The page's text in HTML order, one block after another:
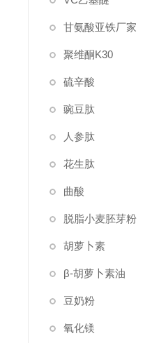
甘氨酸亚铁厂家
聚维酮K30
硫辛酸
豌豆肽
人参肽
花生肽
曲酸
脱脂小麦胚芽粉
胡萝卜素
β-胡萝卜素油
豆奶粉
氧化镁